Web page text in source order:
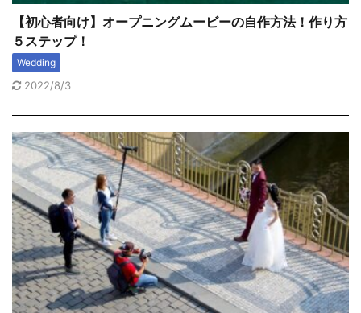
【初心者向け】オープニングムービーの自作方法！作り方
５ステップ！
Wedding
2022/8/3